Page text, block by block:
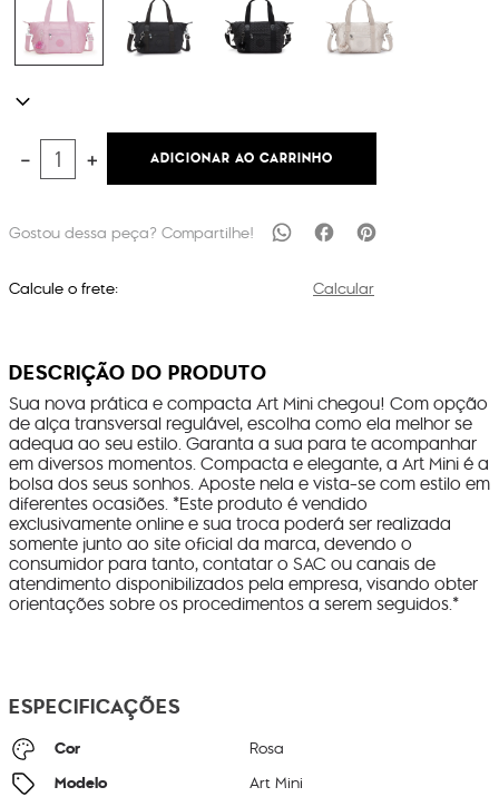
＋
－ ADICIONAR AO CARRINHO
Calcule o frete: Calcular
DESCRIÇÃO DO PRODUTO
Sua nova prática e compacta Art Mini chegou! Com opção
de alça transversal regulável, escolha como ela melhor se
adequa ao seu estilo. Garanta a sua para te acompanhar
em diversos momentos. Compacta e elegante, a Art Mini é a
bolsa dos seus sonhos. Aposte nela e vista-se com estilo em
diferentes ocasiões. *Este produto é vendido
exclusivamente online e sua troca poderá ser realizada
somente junto ao site oficial da marca, devendo o
consumidor para tanto, contatar o SAC ou canais de
atendimento disponibilizados pela empresa, visando obter
orientações sobre os procedimentos a serem seguidos.*
ESPECIFICAÇÕES
Cor Rosa
Modelo Art Mini